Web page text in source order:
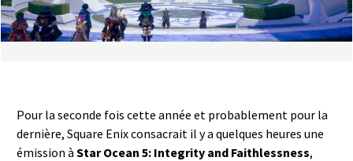
y
Pour la seconde fois cette année et probablement pour la
dernière, Square Enix consacrait il y a quelques heures une
émission à Star Ocean 5: Integrity and Faithlessness,